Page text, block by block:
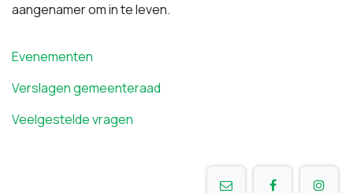
aangenamer om in te leven.
Evenementen
Verslagen gemeenteraad
Veelgestelde vragen